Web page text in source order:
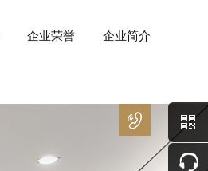
企业荣誉 企业简介
400